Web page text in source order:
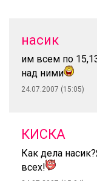
насик
им всем по
над ними
24.07.2007 (15:05)
КИСКА
Как дела
всех!